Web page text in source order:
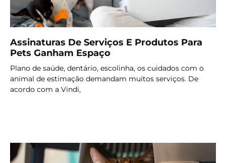
Assinaturas De Serviços E Produtos Para
Pets Ganham Espaço
Plano de saúde, dentário, escolinha, os cuidados com o
animal de estimação demandam muitos serviços. De
acordo com a Vindi,